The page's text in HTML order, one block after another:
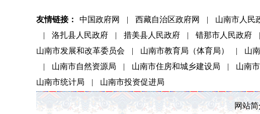
友情链接： 中国政府网 | 西藏自治区政府网 | 山南市人民
|
洛扎县人民政府 | 措美县人民政府 | 错那市人民政府 |
山南市发展和改革委员会
| 山南市教育局（体育局） | 山
|
山南市自然资源局 | 山南市住房和城乡建设局 | 山南
山南市统计局
| 山南市投资促进局
网站